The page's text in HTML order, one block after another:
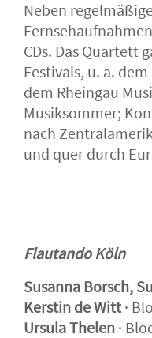
Neben
CDs. Das Quartett
Festivals, u. a.
dem Rheingau
Musiksommer;
nach
und quer durch
Flautando Köln
Susanna Borsch,
Kerstin de Witt ·
Ursula Thelen ·